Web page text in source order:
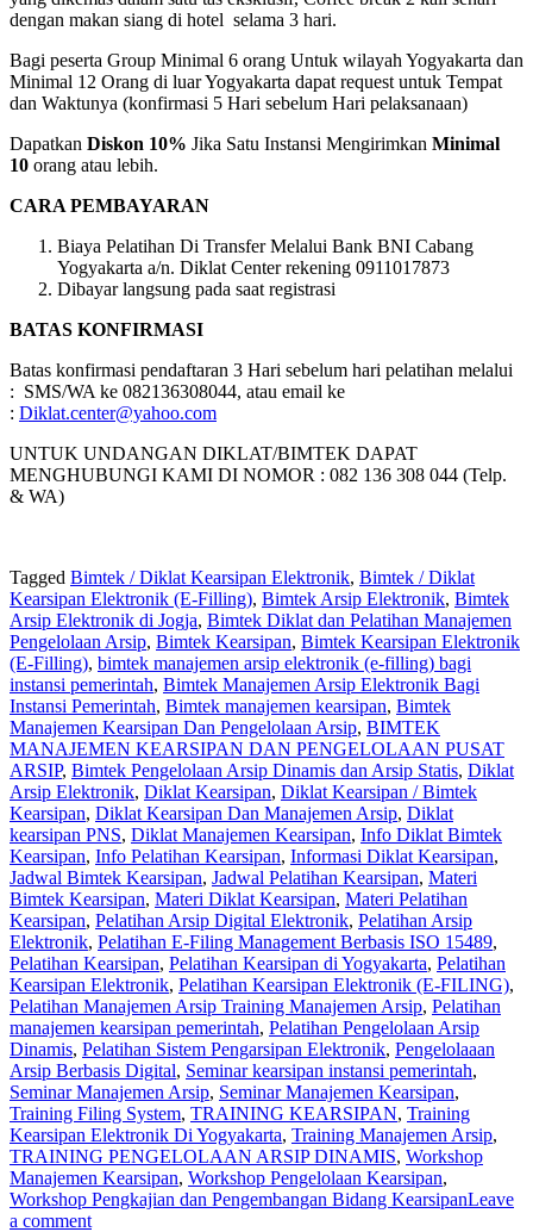
dengan makan siang di hotel selama 3 hari.
Bagi peserta Group Minimal 6 orang Untuk wilayah Yogyakarta dan
Minimal 12 Orang di luar Yogyakarta dapat request untuk Tempat
dan Waktunya (konfirmasi 5 Hari sebelum Hari pelaksanaan)
Dapatkan Diskon 10% Jika Satu Instansi Mengirimkan Minimal
10 orang atau lebih.
CARA PEMBAYARAN
Biaya Pelatihan Di Transfer Melalui Bank BNI Cabang
Yogyakarta a/n. Diklat Center rekening 0911017873
Dibayar langsung pada saat registrasi
BATAS KONFIRMASI
Batas konfirmasi pendaftaran 3 Hari sebelum hari pelatihan melalui
: SMS/WA ke 082136308044, atau email ke
: Diklat.center@yahoo.com
UNTUK UNDANGAN DIKLAT/BIMTEK DAPAT
MENGHUBUNGI KAMI DI NOMOR : 082 136 308 044 (Telp.
& WA)
Tagged Bimtek / Diklat Kearsipan Elektronik, Bimtek / Diklat
Kearsipan Elektronik (E-Filling), Bimtek Arsip Elektronik, Bimtek
Arsip Elektronik di Jogja, Bimtek Diklat dan Pelatihan Manajemen
Pengelolaan Arsip, Bimtek Kearsipan, Bimtek Kearsipan Elektronik
(E-Filling), bimtek manajemen arsip elektronik (e-filling) bagi
instansi pemerintah, Bimtek Manajemen Arsip Elektronik Bagi
Instansi Pemerintah, Bimtek manajemen kearsipan, Bimtek
Manajemen Kearsipan Dan Pengelolaan Arsip, BIMTEK
MANAJEMEN KEARSIPAN DAN PENGELOLAAN PUSAT
ARSIP, Bimtek Pengelolaan Arsip Dinamis dan Arsip Statis, Diklat
Arsip Elektronik, Diklat Kearsipan, Diklat Kearsipan / Bimtek
Kearsipan, Diklat Kearsipan Dan Manajemen Arsip, Diklat
kearsipan PNS, Diklat Manajemen Kearsipan, Info Diklat Bimtek
Kearsipan, Info Pelatihan Kearsipan, Informasi Diklat Kearsipan,
Jadwal Bimtek Kearsipan, Jadwal Pelatihan Kearsipan, Materi
Bimtek Kearsipan, Materi Diklat Kearsipan, Materi Pelatihan
Kearsipan, Pelatihan Arsip Digital Elektronik, Pelatihan Arsip
Elektronik, Pelatihan E-Filing Management Berbasis ISO 15489,
Pelatihan Kearsipan, Pelatihan Kearsipan di Yogyakarta, Pelatihan
Kearsipan Elektronik, Pelatihan Kearsipan Elektronik (E-FILING),
Pelatihan Manajemen Arsip Training Manajemen Arsip, Pelatihan
manajemen kearsipan pemerintah, Pelatihan Pengelolaan Arsip
Dinamis, Pelatihan Sistem Pengarsipan Elektronik, Pengelolaaan
Arsip Berbasis Digital, Seminar kearsipan instansi pemerintah,
Seminar Manajemen Arsip, Seminar Manajemen Kearsipan,
Training Filing System, TRAINING KEARSIPAN, Training
Kearsipan Elektronik Di Yogyakarta, Training Manajemen Arsip,
TRAINING PENGELOLAAN ARSIP DINAMIS, Workshop
Manajemen Kearsipan, Workshop Pengelolaan Kearsipan,
Workshop Pengkajian dan Pengembangan Bidang KearsipanLeave
a comment